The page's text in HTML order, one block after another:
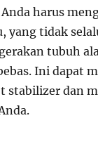
harus
yang tidak
tubuh
Ini dapat
stabilizer dan